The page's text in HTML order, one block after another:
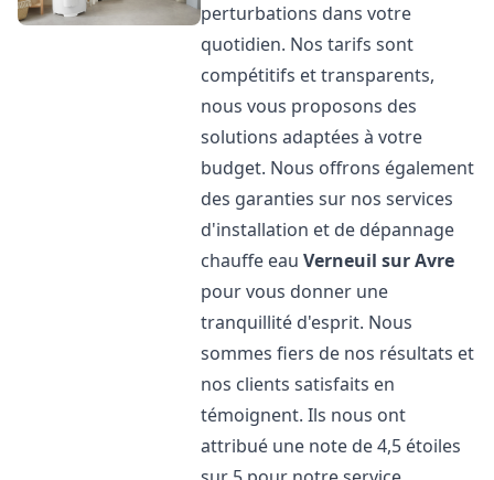
perturbations dans votre
quotidien. Nos tarifs sont
compétitifs et transparents,
nous vous proposons des
solutions adaptées à votre
budget. Nous offrons également
des garanties sur nos services
d'installation et de dépannage
chauffe eauVerneuil sur Avre
pour vous donner une
tranquillité d'esprit. Nous
sommes fiers de nos résultats et
nos clients satisfaits en
témoignent. Ils nous ont
attribué une note de 4,5 étoiles